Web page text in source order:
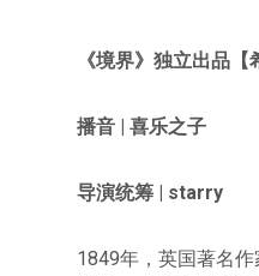
《境界》独立出品【
播音 | 喜乐之子
导演统筹 | starry
1849年，英国著名